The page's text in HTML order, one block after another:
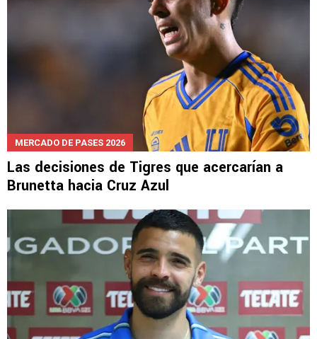
MERCADO DE PASES 2026
Las decisiones de Tigres que acercarían a
Brunetta hacia Cruz Azul